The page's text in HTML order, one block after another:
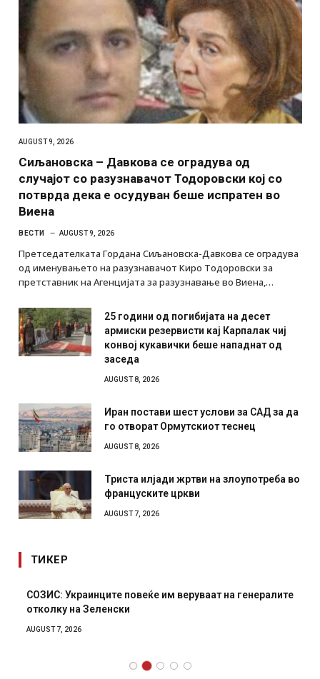
AUGUST 9, 2026
Сиљановска – Давкова се оградува од
случајот со разузнавачот Тодоровски кој со
потврда дека е осудуван беше испратен во
Виена
ВЕСТИ AUGUST 9, 2026
Претседателката Гордана Сиљановска-Давкова се оградува
од именувањето на разузнавачот Киро Тодоровски за
претставник на Агенцијата за разузнавање во Виена,…
25 години од погибијата на десет
армиски резервисти кај Карпалак чиј
конвој кукавички беше нападнат од
заседа
AUGUST 8, 2026
Иран постави шест услови за САД за да
го отворат Ормутскиот теснец
AUGUST 8, 2026
Триста илјади жртви на злоупотреба во
француските цркви
AUGUST 7, 2026
ТИКЕР
СОЗИС: Украинците повеќе им веруваат на генералите
отколку на Зеленски
AUGUST 7, 2026